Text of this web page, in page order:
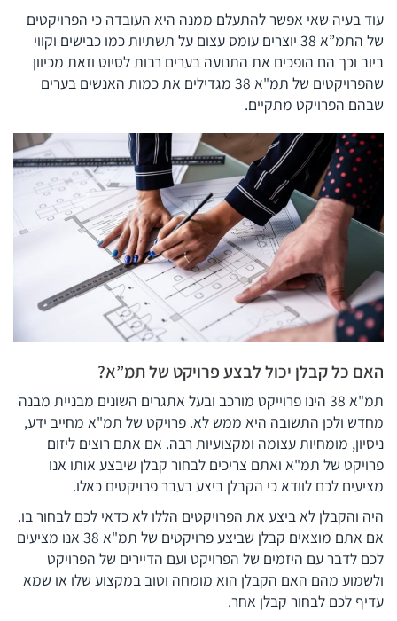
עוד בעיה שאי אפשר להתעלם ממנה היא העובדה כי הפרויקטים
של התמ”א 38 יוצרים עומס עצום על תשתיות כמו כבישים וקווי
ביוב וכך הם הופכים את התנועה בערים רבות לסיוט וזאת מכיוון
שהפרויקטים של תמ"א 38 מגדילים את כמות האנשים בערים
שבהם הפרויקט מתקיים.
האם כל קבלן יכול לבצע פרויקט של תמ”א?
תמ"א 38 הינו פרוייקט מורכב ובעל אתגרים השונים מבניית מבנה
מחדש ולכן התשובה היא ממש לא. פרויקט של תמ"א מחייב ידע,
ניסיון, מומחיות עצומה ומקצועיות רבה. אם אתם רוצים ליזום
פרויקט של תמ"א ואתם צריכים לבחור קבלן שיבצע אותו אנו
מציעים לכם לוודא כי הקבלן ביצע בעבר פרויקטים כאלו.
היה והקבלן לא ביצע את הפרויקטים הללו לא כדאי לכם לבחור בו.
אם אתם מוצאים קבלן שביצע פרויקטים של תמ"א 38 אנו מציעים
לכם לדבר עם היזמים של הפרויקט ועם הדיירים של הפרויקט
ולשמוע מהם האם הקבלן הוא מומחה וטוב במקצוע שלו או שמא
עדיף לכם לבחור קבלן אחר.